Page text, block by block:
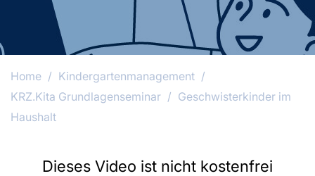
Home / Kindergartenmanagement /
KRZ.Kita Grundlagenseminar / Geschwisterkinder im
Haushalt
Dieses Video ist nicht kostenfrei